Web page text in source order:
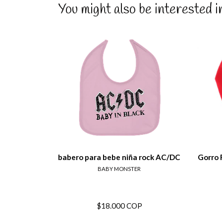
You might also be interested
babero para bebe niña rock AC/DC
BABY MONSTER
View details
$18.000 COP
Gorro